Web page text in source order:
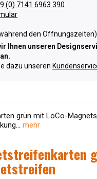
(0) 7141 6963 390
den Öffnungszeiten)
Ihnen unseren
dazu unseren
grün mit LoCo-
mehr